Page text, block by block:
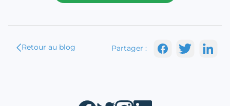
Retour au blog Partager :